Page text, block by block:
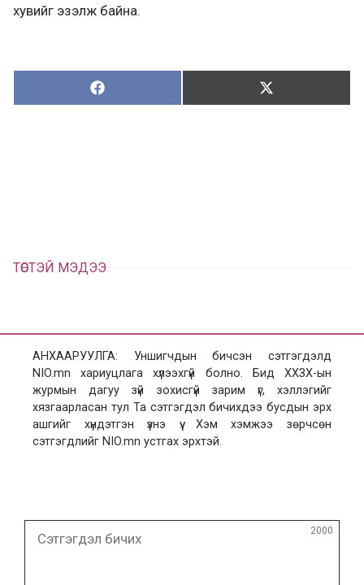
хувийг эзэлж байна.
Хуваалцах:
Х
у
Түгээх:
Т
ТӨСТЭЙ МЭДЭЭ
АНХААРУУЛГА: Уншигчдын бичсэн сэтгэгдэлд
NIO.mn хариуцлага хүлээхгүй болно. Бид ХХЗХ-ын
журмын дагуу зүй зохисгүй зарим үг, хэллэгийг
хязгаарласан тул Та сэтгэгдэл бичихдээ бусдын эрх
ашгийг хүндэтгэн үзнэ үү. Хэм хэмжээ зөрчсөн
сэтгэгдлийг NIO.mn устгах эрхтэй.
бичих
2000